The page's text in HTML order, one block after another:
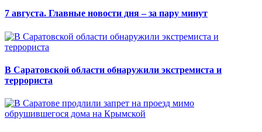
7 августа. Главные новости дня – за пару минут
В Саратовской области обнаружили экстремиста и
террориста